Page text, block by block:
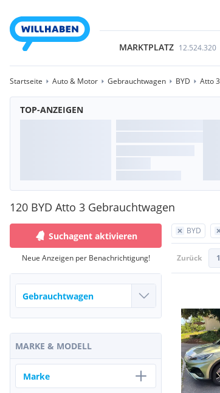
MARKTPLATZ 12.524.320
Startseite Auto & Motor Gebrauchtwagen BYD Atto 3
TOP-ANZEIGEN
120 BYD Atto 3 Gebrauchtwagen
BYD
Zurück 1
Suchagent aktivieren
Neue Anzeigen per Benachrichtigung!
MARKE & MODELL
Marke